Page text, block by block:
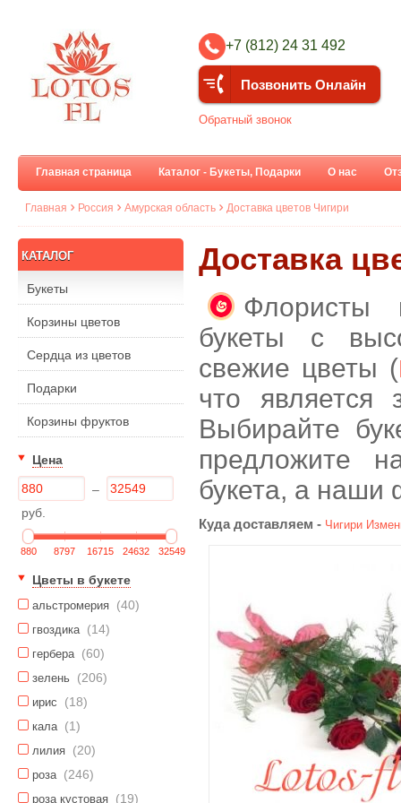
+7 (812) 24 31 492
Позвонить Онлайн
Обратный звонок
Главная страница Каталог - Букеты, Подарки О нас
Главная Россия Амурская область Доставка цветов Чигири
КАТАЛОГ
Букеты
Корзины цветов
Сердца из цветов
Подарки
Корзины фруктов
Цена
–
руб.
880 8797 16715 24632 32549
Цветы в букете
альстромерия (40)
гвоздика (14)
гербера (60)
зелень (206)
ирис (18)
кала (1)
лилия (20)
роза (246)
роза кустовая (19)
Доставка
Флористы
букеты с
свежие цветы (
что является
Выбирайте
предложите
букета, а наши
Куда доставляем - Чигири